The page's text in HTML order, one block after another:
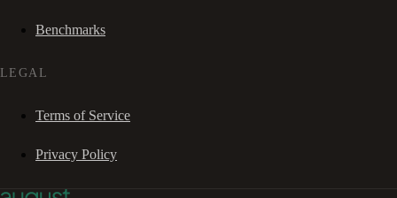
Benchmarks
LEGAL
Terms of Service
Privacy Policy